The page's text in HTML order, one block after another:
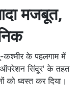
मजबूत,
के पहलगाम में
सिंदूर' के तहत
को ध्वस्त कर दिया।